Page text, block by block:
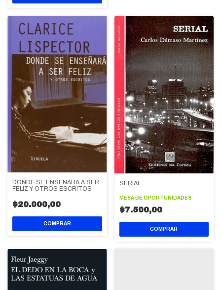
DONDE SE ENSEÑARA A SER
FELIZ Y OTROS ESCRITOS
$20.000,00
SERIAL
MESA DE OPORTUNIDADES
$7.500,00